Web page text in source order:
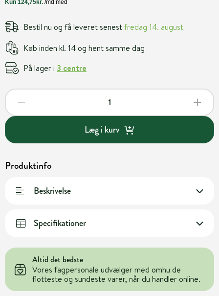
Bestil nu og få leveret senestfredag 14. august
Køb inden kl. 14 og hent samme dag
På lager i 3 centre
Læg i kurv
Produktinfo
Beskrivelse
Specifikationer
Altid det bedste
Vores fagpersonale udvælger med omhu de
flotteste og sundeste varer, når du handler online.